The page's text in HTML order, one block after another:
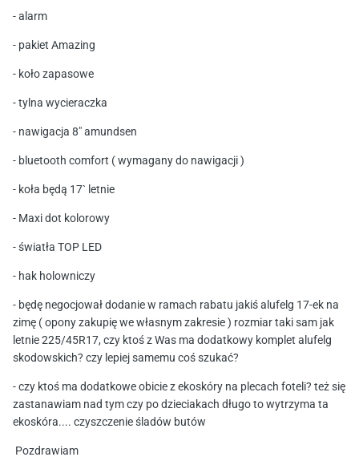
- alarm
- pakiet Amazing
- koło zapasowe
- tylna wycieraczka
- nawigacja 8" amundsen
- bluetooth comfort ( wymagany do nawigacji )
- koła będą 17` letnie
- Maxi dot kolorowy
- światła TOP LED
- hak holowniczy
- będę negocjował dodanie w ramach rabatu jakiś alufelg 17-ek na
zimę ( opony zakupię we własnym zakresie ) rozmiar taki sam jak
letnie 225/45R17, czy ktoś z Was ma dodatkowy komplet alufelg
skodowskich? czy lepiej samemu coś szukać?
- czy ktoś ma dodatkowe obicie z ekoskóry na plecach foteli? też się
zastanawiam nad tym czy po dzieciakach długo to wytrzyma ta
ekoskóra.... czyszczenie śladów butów
Pozdrawiam